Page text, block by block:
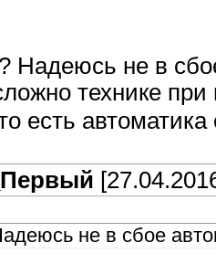
Надеюсь не в
технике
есть автоматика
не в сбое